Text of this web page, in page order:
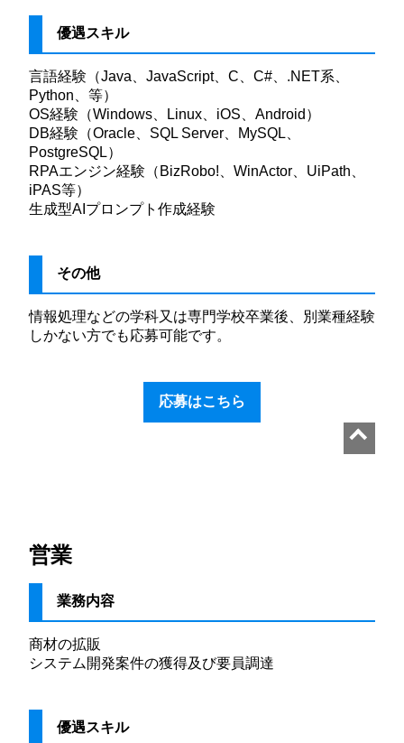
優遇スキル
言語経験（Java、JavaScript、C、C#、.NET系、
Python、等）
OS経験（Windows、Linux、iOS、Android）
DB経験（Oracle、SQL Server、MySQL、
PostgreSQL）
RPAエンジン経験（BizRobo!、WinActor、UiPath、
iPAS等）
生成型AIプロンプト作成経験
その他
情報処理などの学科又は専門学校卒業後、別業種経験
しかない方でも応募可能です。
応募はこちら
営業
業務内容
商材の拡販
システム開発案件の獲得及び要員調達
優遇スキル